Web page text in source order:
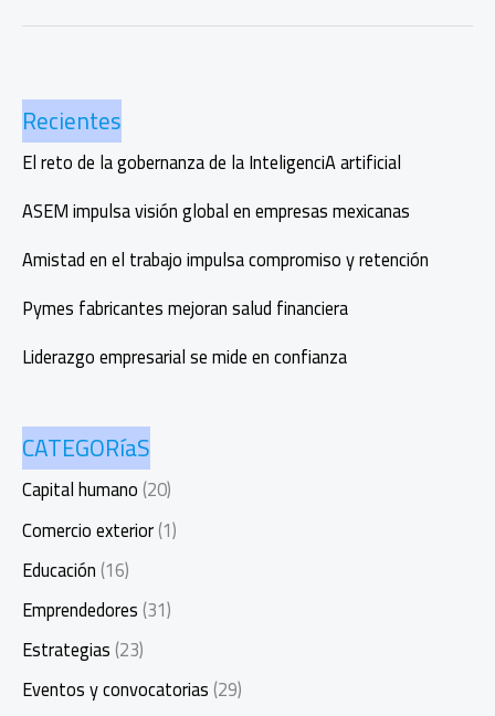
auge
cultural
Recientes
El reto de la gobernanza de la InteligenciA artificial
ASEM impulsa visión global en empresas mexicanas
Amistad en el trabajo impulsa compromiso y retención
Pymes fabricantes mejoran salud financiera
Liderazgo empresarial se mide en confianza
CATEGORíaS
Capital humano(20)
Comercio exterior(1)
Educación(16)
Emprendedores(31)
Estrategias(23)
Eventos y convocatorias(29)